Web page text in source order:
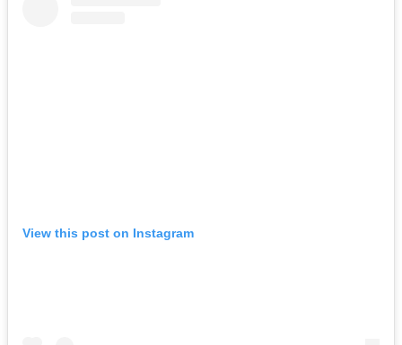
View this post on Instagram